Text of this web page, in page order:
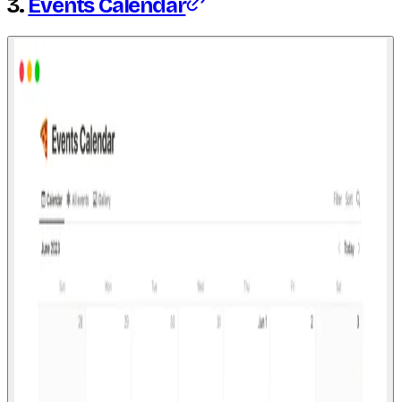
3. Events Calendar